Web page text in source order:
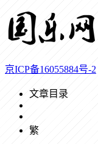
京ICP备16055884号-2
文章目录
繁